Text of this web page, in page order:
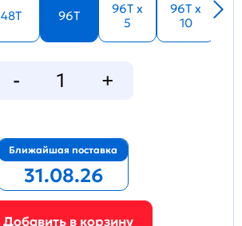
48T 96T
96T x
5
96T x
10
Ближайшая поставка
31.08.26